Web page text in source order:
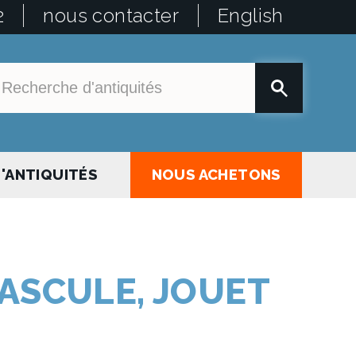
nous contacter English
NOUS ACHETONS
JOUET